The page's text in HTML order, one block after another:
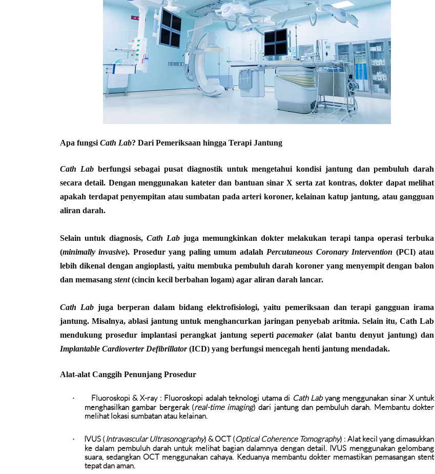
Apa fungsi Cath Lab? Dari Pemeriksaan hingga Terapi Jantung
Cath Labberfungsi sebagai pusat diagnostik untuk mengetahui kondisi jantung dan pembuluh darah
secara detail. Dengan menggunakan kateter dan bantuan sinar X serta zat kontras, dokter dapat melihat
apakah terdapat penyempitan atau sumbatan pada arteri koroner, kelainan katup jantung, atau gangguan
aliran darah.
Selain untuk diagnosis, Cath Lab juga memungkinkan dokter melakukan terapi tanpa operasi terbuka
(minimally invasive). Prosedur yang paling umum adalah Percutaneous Coronary Intervention (PCI) atau
lebih dikenal dengan angioplasti, yaitu membuka pembuluh darah koroner yang menyempit dengan balon
dan memasang stent(cincin kecil berbahan logam) agar aliran darah lancar.
Cath Labjuga berperan dalam bidang elektrofisiologi, yaitu pemeriksaan dan terapi gangguan irama
jantung. Misalnya, ablasi jantung untuk menghancurkan jaringan penyebab aritmia. Selain itu, Cath Lab
mendukung prosedur implantasi perangkat jantung sepertipacemaker(alat bantu denyut jantung) dan
Implantable Cardioverter Defibrillator(ICD) yang berfungsi mencegah henti jantung mendadak.
Alat-alat Canggih Penunjang Prosedur
· Fluoroskopi & X-ray : Fluoroskopi adalah teknologi utama di Cath Labyang menggunakan sinar X untuk
menghasilkan gambar bergerak (real-time imaging) dari jantung dan pembuluh darah. Membantu dokter
melihat lokasi sumbatan atau kelainan.
· IVUS (Intravascular Ultrasonography) & OCT (Optical Coherence Tomography) : Alat kecil yang dimasukkan
ke dalam pembuluh darah untuk melihat bagian dalamnya dengan detail. IVUS menggunakan gelombang
suara, sedangkan OCT menggunakan cahaya. Keduanya membantu dokter memastikan pemasangan stent
tepat dan aman.